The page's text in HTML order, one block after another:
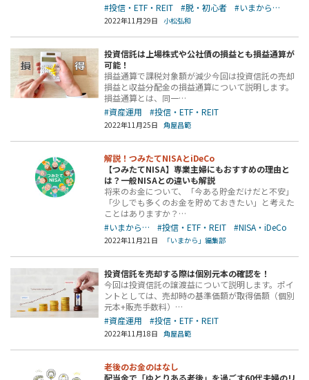
#投信・ETF・REIT
#脱・初心者 #いまから…
2022年11月29日 小松弘和
投資信託は上場株式や公社債の損益とも損益通算が
可能！
損益通算で課税対象額が減少今回は投資信託の売却
損益と収益分配金の損益通算について説明します。
損益通算とは、同一…
#資産運用
#投信・ETF・REIT
2022年11月25日 角屋昌範
解説！つみたてNISAとiDeCo
【つみたてNISA】専業主婦にもおすすめの理由と
は？一般NISAとの違いも解説
将来のお金について、「今ある貯金だけだと不安」
「少しでも多くのお金を貯めておきたい」と考えた
ことはありますか？…
#いまから…
#投信・ETF・REIT #NISA・iDeCo
2022年11月21日 「いまから」編集部
投資信託を売却する際は個別元本の確認を！
今回は投資信託の譲渡益について説明します。ポイ
ントとしては、売却時の基準価額が取得価額（個別
元本+販売手数料）…
#資産運用
#投信・ETF・REIT
2022年11月18日 角屋昌範
老後のお金のはなし
配当金で「ゆとりある老後」を過ごす60代夫婦のリ